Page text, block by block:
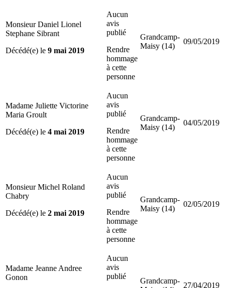
Monsieur Daniel Lionel
Stephane Sibrant
Décédé(e) le 9 mai 2019
Aucun
avis
publié
Rendre
hommage
à cette
personne
Grandcamp-
Maisy (14)
09/05/2019
Madame Juliette Victorine
Maria Groult
Décédé(e) le 4 mai 2019
Aucun
avis
publié
Rendre
hommage
à cette
personne
Grandcamp-
Maisy (14)
04/05/2019
Monsieur Michel Roland
Chabry
Décédé(e) le 2 mai 2019
Aucun
avis
publié
Rendre
hommage
à cette
personne
Grandcamp-
Maisy (14)
02/05/2019
Madame Jeanne Andree
Gonon
Aucun
avis
publié
Grandcamp-
27/04/2019